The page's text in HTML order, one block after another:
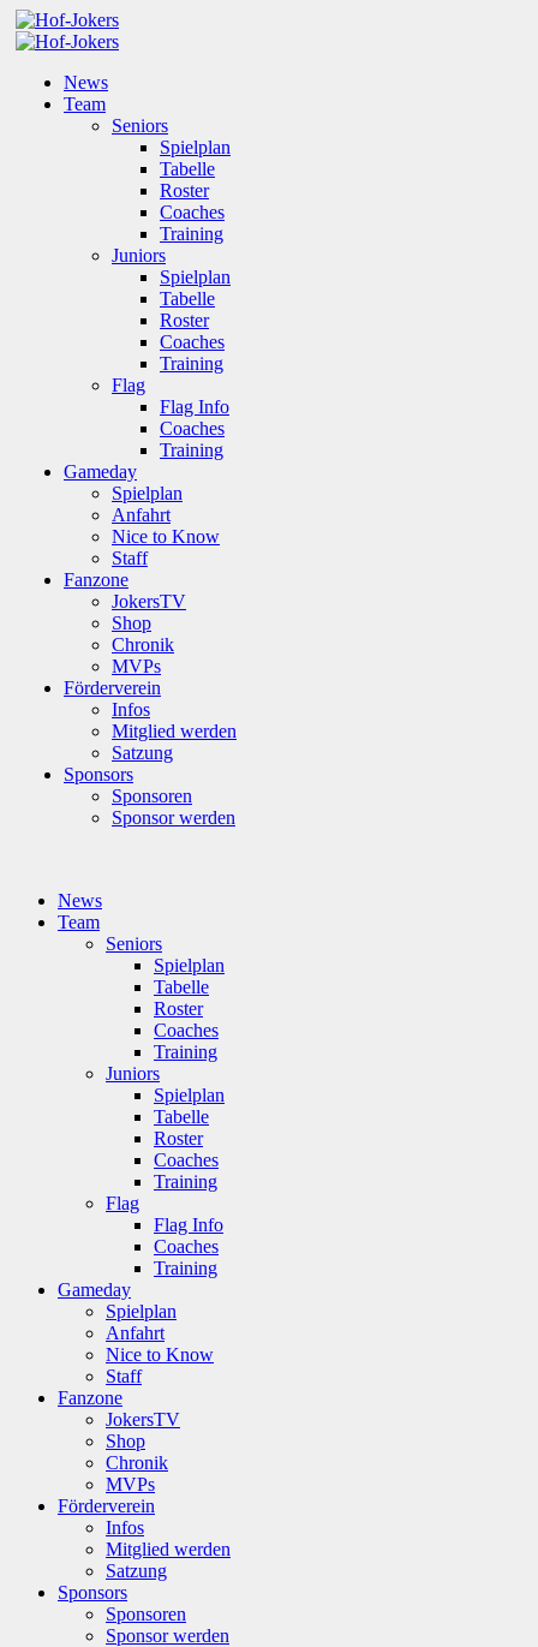
News
Team
Seniors
Spielplan
Tabelle
Roster
Coaches
Training
Juniors
Spielplan
Tabelle
Roster
Coaches
Training
Flag
Flag Info
Coaches
Training
Gameday
Spielplan
Anfahrt
Nice to Know
Staff
Fanzone
JokersTV
Shop
Chronik
MVPs
Förderverein
Infos
Mitglied werden
Satzung
Sponsors
Sponsoren
Sponsor werden
News
Team
Seniors
Spielplan
Tabelle
Roster
Coaches
Training
Juniors
Spielplan
Tabelle
Roster
Coaches
Training
Flag
Flag Info
Coaches
Training
Gameday
Spielplan
Anfahrt
Nice to Know
Staff
Fanzone
JokersTV
Shop
Chronik
MVPs
Förderverein
Infos
Mitglied werden
Satzung
Sponsors
Sponsoren
Sponsor werden